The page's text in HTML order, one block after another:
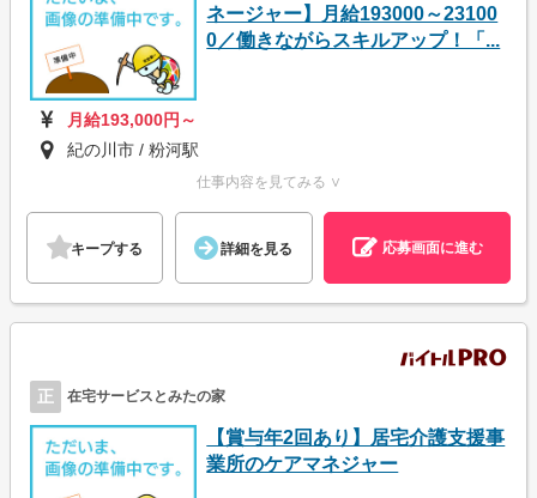
ネージャー】月給193000～23100
0／働きながらスキルアップ！「...
月給193,000円～
紀の川市 / 粉河駅
仕事内容を見てみる ∨
キープする 詳細を見る 応募画面に進む
正 在宅サービスとみたの家
【賞与年2回あり】居宅介護支援事
業所のケアマネジャー